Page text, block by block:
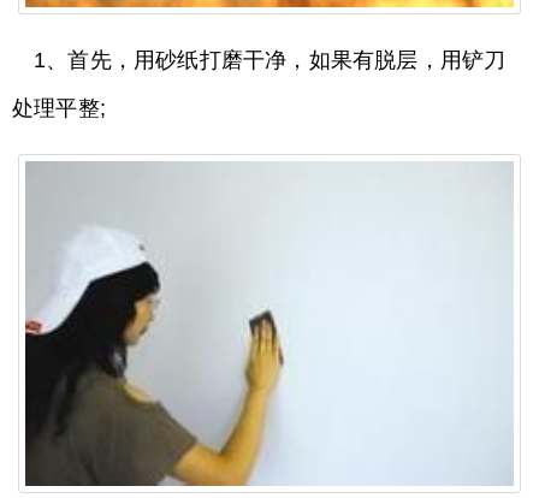
1、首先，用砂纸打磨干净，如果有脱层，用铲刀
处理平整;